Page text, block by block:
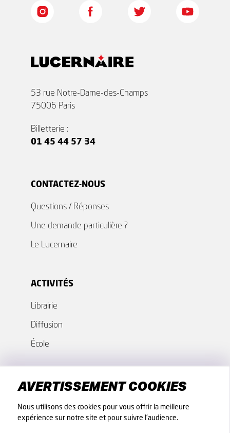
53 rue Notre-Dame-des-Champs
75006 Paris
Billetterie :
01 45 44 57 34
CONTACTEZ-NOUS
Questions / Réponses
Une demande particulière ?
Le Lucernaire
ACTIVITÉS
Librairie
Diffusion
École
GROUPES - COLLECTIVITÉS
Nos offres
Fiches techniques
AVERTISSEMENT COOKIES
Nous utilisons des cookies pour vous offrir la meilleure
expérience sur notre site et pour suivre l'audience.